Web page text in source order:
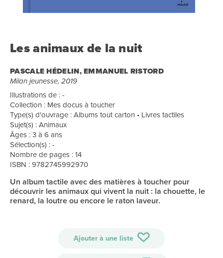
Les animaux de la nuit
PASCALE HÉDELIN, EMMANUEL RISTORD
Milan jeunesse, 2019
Illustrations de : -
Collection : Mes docus à toucher
Type(s) d'ouvrage : Albums tout carton • Livres tactiles
Sujet(s) : Animaux
Âges : 3 à 6 ans
Sélection(s) : -
Nombre de pages : 14
ISBN : 9782745992970
Un album tactile avec des matières à toucher pour
découvrir les animaux qui vivent la nuit : la chouette, le
renard, la loutre ou encore le raton laveur.
Ajouter à une liste